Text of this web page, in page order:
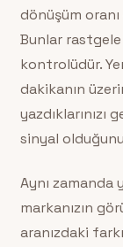
dönüşüm
Bunlar
kontrolüdür.
dakikanın
sinyal
Aynı zamanda
markanızın
aranızdaki